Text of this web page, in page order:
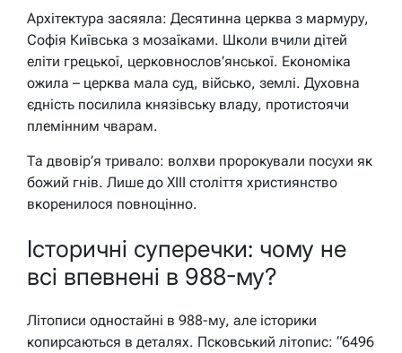
Архітектура засяяла: Десятинна церква з мармуру,
Софія Київська з мозаїками. Школи вчили дітей
еліти грецької, церковнослов’янської. Економіка
ожила – церква мала суд, військо, землі. Духовна
єдність посилила князівську владу, протистоячи
племінним чварам.
Та двовір’я тривало: волхви пророкували посухи як
божий гнів. Лише до XIII століття християнство
вкоренилося повноцінно.
Історичні суперечки: чому не
всі впевнені в 988-му?
Літописи одностайні в 988-му, але історики
копирсаються в деталях. Псковський літопис: “6496